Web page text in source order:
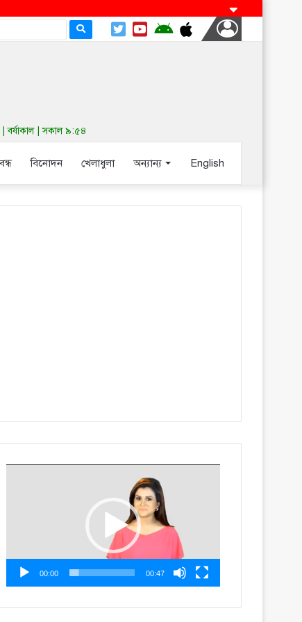
| সকাল ৯:৫৪
বিনোদন খেলাধুলা অন্যান্য English
00:00 00:47